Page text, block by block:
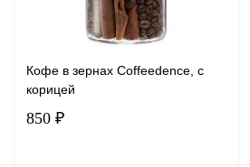
Кофе в зернах Coffeedence, с
корицей
850 ₽